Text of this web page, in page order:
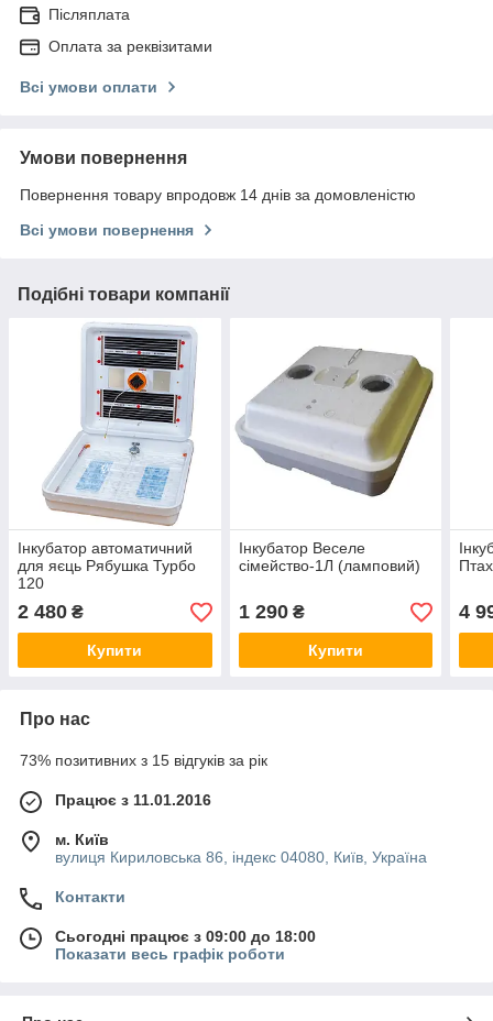
Післяплата
Оплата за реквізитами
Всі умови оплати
Умови повернення
Повернення товару впродовж 14 днів за домовленістю
Всі умови повернення
Подібні товари компанії
Інкубатор автоматичний
для яєць Рябушка Турбо
120
2 480 ₴
Купити
Інкубатор Веселе
сімейство-1Л (ламповий)
1 290₴
Купити
4
Про нас
73% позитивних з 15 відгуків за рік
Працює з 11.01.2016
м. Київ
вулиця Кириловська 86, індекс 04080, Київ, Україна
Контакти
Сьогодні працює з 09:00 до 18:00
Показати весь графік роботи